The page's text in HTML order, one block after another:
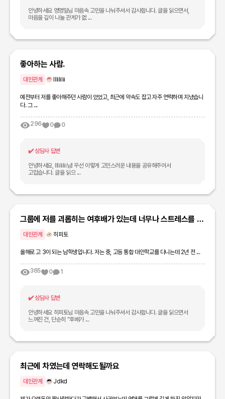
안녕하세요 영영일님 마음속 고민을 나눠주셔서 감사합니다. 글을 읽으면서,
마음을 깊이 나눌 관계가 없 ...
좋아하는 사람.
대인관계 lllililii
예전부터 저를 좋아해주던 사람이 있었고, 최근에 약속도 잡고 자주 연락하며 지냈습니
다. 그 ...
296 0 0
✔️상담사 답변
안녕하세요, lllililii님! 우선 이렇게 고민스러운 내용을 공유해주어서
고맙습니다. 글을 읽으 ...
그룹에 저를 괴롭히는 여후배가 있는데 너무나 스트레스를 받
대인관계 히피토
올해로 고 3이 되는 남학생입니다. 저는 중, 고등 통합 대안학교를 다니는데 2년 전 ...
365 0 1
✔️상담사 답변
안녕하세요 히피토님 마음속 고민을 나눠주셔서 감사합니다. 글을 읽으면서
느껴진 건, 단순히 “후배가 ...
최근에 차였는데 연락해도될까요
대인관계 Jdkd